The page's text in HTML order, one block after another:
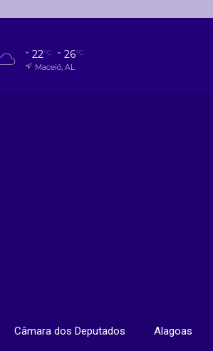
22°C 26°C
Maceió, AL
Câmara dos Deputados Alagoas